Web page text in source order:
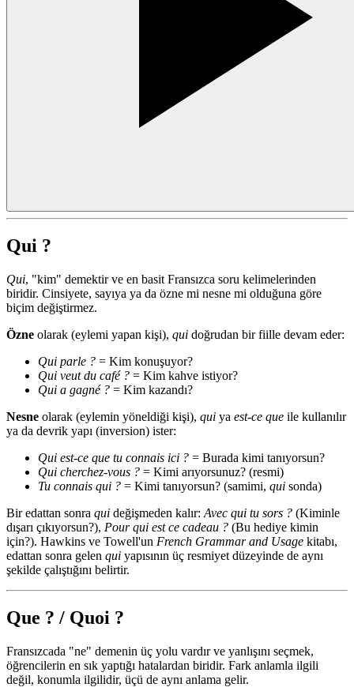
Qui ?
Qui, "kim" demektir ve en basit Fransızca soru kelimelerinden
biridir. Cinsiyete, sayıya ya da özne mi nesne mi olduğuna göre
biçim değiştirmez.
Özne olarak (eylemi yapan kişi), qui doğrudan bir fiille devam eder:
Qui parle ? = Kim konuşuyor?
Qui veut du café ? = Kim kahve istiyor?
Qui a gagné ? = Kim kazandı?
Nesne olarak (eylemin yöneldiği kişi), qui ya est-ce que ile kullanılır
ya da devrik yapı (inversion) ister:
Qui est-ce que tu connais ici ? = Burada kimi tanıyorsun?
Qui cherchez-vous ? = Kimi arıyorsunuz? (resmi)
Tu connais qui ? = Kimi tanıyorsun? (samimi, qui sonda)
Bir edattan sonra qui değişmeden kalır: Avec qui tu sors ? (Kiminle
dışarı çıkıyorsun?), Pour qui est ce cadeau ? (Bu hediye kimin
için?). Hawkins ve Towell'un French Grammar and Usage kitabı,
edattan sonra gelen qui yapısının üç resmiyet düzeyinde de aynı
şekilde çalıştığını belirtir.
Que ? / Quoi ?
Fransızcada "ne" demenin üç yolu vardır ve yanlışını seçmek,
öğrencilerin en sık yaptığı hatalardan biridir. Fark anlamla ilgili
değil, konumla ilgilidir, üçü de aynı anlama gelir.